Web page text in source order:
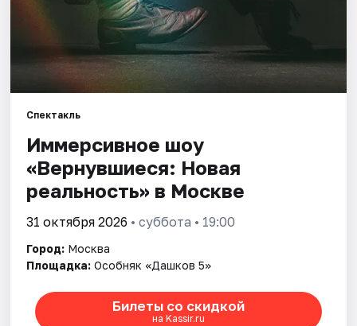
Спектакль
Иммерсивное шоу
«Вернувшиеся: Новая
реальность» в Москве
31 октября 2026 • суббота • 19:00
Город: Москва
Площадка: Особняк «Дашков 5»
Билеты со скидкой
на Kassir.ru